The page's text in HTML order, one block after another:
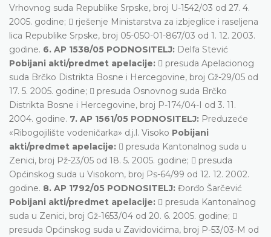
Vrhovnog suda Republike Srpske, broj U-1542/03 od 27. 4.
2005. godine;  rješenje Ministarstva za izbjeglice i raseljena
lica Republike Srpske, broj 05-050-01-867/03 od 1. 12. 2003.
godine. 6. AP 1538/05 PODNOSITELJ: Delfa Stević
Pobijani akti/predmet apelacije:  presuda Apelacionog
suda Brčko Distrikta Bosne i Hercegovine, broj Gž-29/05 od
17. 5. 2005. godine;  presuda Osnovnog suda Brčko
Distrikta Bosne i Hercegovine, broj P-174/04-I od 3. 11.
2004. godine. 7. AP 1561/05 PODNOSITELJ: Preduzeće
«Ribogojilište vodeničarka» d.j.l. Visoko Pobijani
akti/predmet apelacije:  presuda Kantonalnog suda u
Zenici, broj Pž-23/05 od 18. 5. 2005. godine;  presuda
Općinskog suda u Visokom, broj Ps-64/99 od 12. 12. 2002.
godine. 8. AP 1792/05 PODNOSITELJ: Đorđo Šarčević
Pobijani akti/predmet apelacije:  presuda Kantonalnog
suda u Zenici, broj Gž-1653/04 od 20. 6. 2005. godine; 
presuda Općinskog suda u Zavidovićima, broj P-53/03-M od